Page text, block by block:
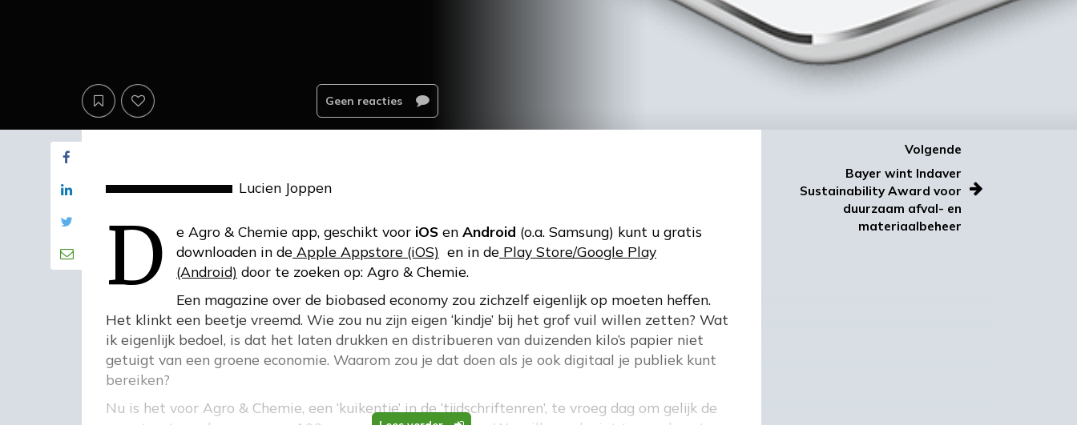
Geen reacties
Lucien Joppen
d De Agro & Chemie app, geschikt voor iOS en Android (o.a. Samsung) kunt u gratis
downloaden in de Apple Appstore (iOS) en in de Play Store/Google Play
(Android) door te zoeken op: Agro & Chemie.
Een magazine over de biobased economy zou zichzelf eigenlijk op moeten heffen.
Het klinkt een beetje vreemd. Wie zou nu zijn eigen ‘kindje’ bij het grof vuil willen zetten? Wat
ik eigenlijk bedoel, is dat het laten drukken en distribueren van duizenden kilo’s papier niet
getuigt van een groene economie. Waarom zou je dat doen als je ook digitaal je publiek kunt
bereiken?
Nu is het voor Agro & Chemie, een ‘kuikentje’ in de ‘tijdschriftenren’, te vroeg dag om gelijk de
Volgende
Bayer wint Indaver
Sustainability Award voor
duurzaam afval- en
materiaalbeheer